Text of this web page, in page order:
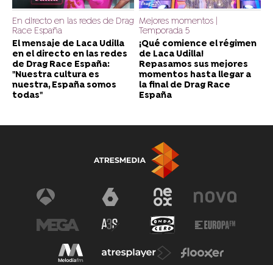
En directo en las redes de Drag
Race España
El mensaje de Laca Udilla
en el directo en las redes
de Drag Race España:
"Nuestra cultura es
nuestra, España somos
todas"
Mejores momentos |
Temporada 5
¡Qué comience el régimen
de Laca Udilla!
Repasamos sus mejores
momentos hasta llegar a
la final de Drag Race
España